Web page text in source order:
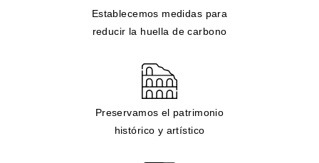
Establecemos medidas para
reducir la huella de carbono
Preservamos el patrimonio
histórico y artístico